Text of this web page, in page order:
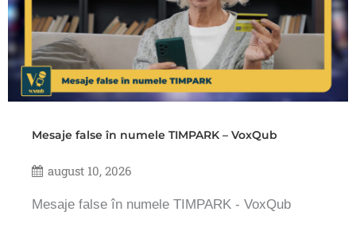
Mesaje false în numele TIMPARK – VoxQub
august 10, 2026
Mesaje false în numele TIMPARK - VoxQub